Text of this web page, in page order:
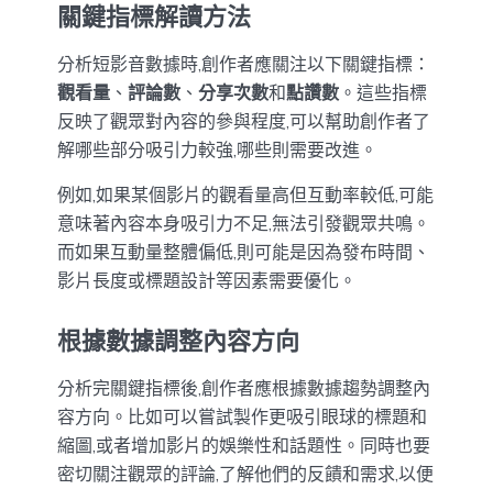
關鍵指標解讀方法
分析短影音數據時,創作者應關注以下關鍵指標：
觀看量 、 評論數 、 分享次數和點讚數 。這些指標
反映了觀眾對內容的參與程度,可以幫助創作者了
解哪些部分吸引力較強,哪些則需要改進。
例如,如果某個影片的觀看量高但互動率較低,可能
意味著內容本身吸引力不足,無法引發觀眾共鳴。
而如果互動量整體偏低,則可能是因為發布時間、
影片長度或標題設計等因素需要優化。
根據數據調整內容方向
分析完關鍵指標後,創作者應根據數據趨勢調整內
容方向。比如可以嘗試製作更吸引眼球的標題和
縮圖,或者增加影片的娛樂性和話題性。同時也要
密切關注觀眾的評論,了解他們的反饋和需求,以便